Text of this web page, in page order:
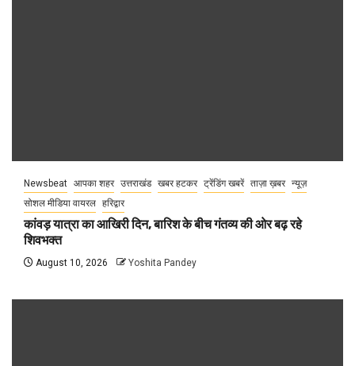
Newsbeat आपका शहर उत्तराखंड खबर हटकर ट्रेंडिंग खबरें ताज़ा ख़बर न्यूज़
सोशल मीडिया वायरल हरिद्वार
कांवड़ यात्रा का आखिरी दिन, बारिश के बीच गंतव्य की ओर बढ़ रहे
शिवभक्त
August 10, 2026 Yoshita Pandey